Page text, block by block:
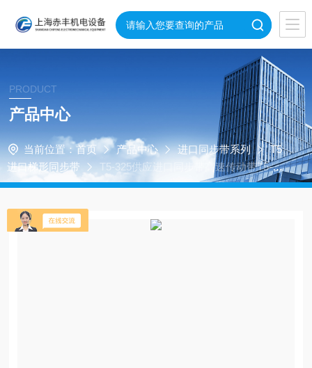
PRODUCT
产品中心
当前位置： 首页 产品中心 进口同步带系列
T5
进口梯形同步带
T5-325供应进口同步带高速传动带T5-32
5